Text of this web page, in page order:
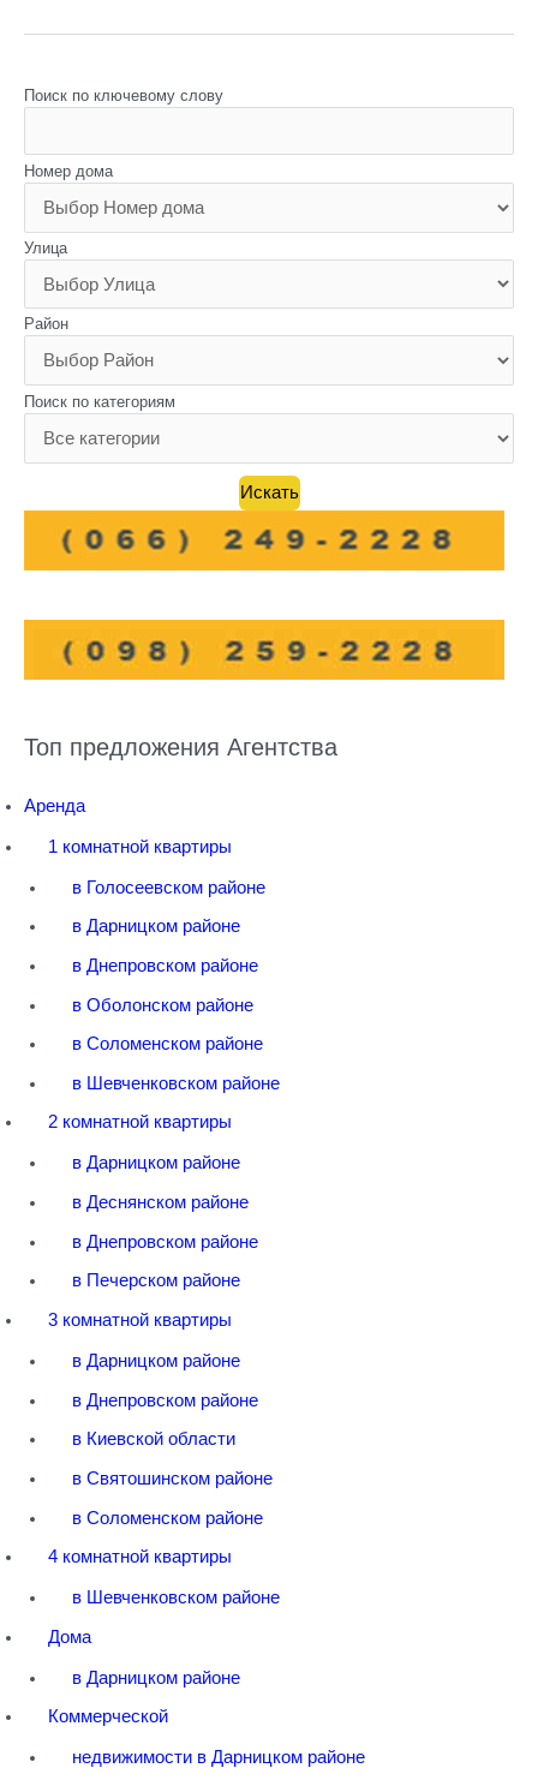
Поиск по ключевому слову
Номер дома
Улица
Район
Поиск по категориям
Топ предложения Агентства
Аренда
1 комнатной квартиры
в Голосеевском районе
в Дарницком районе
в Днепровском районе
в Оболонском районе
в Соломенском районе
в Шевченковском районе
2 комнатной квартиры
в Дарницком районе
в Деснянском районе
в Днепровском районе
в Печерском районе
3 комнатной квартиры
в Дарницком районе
в Днепровском районе
в Киевской области
в Святошинском районе
в Соломенском районе
4 комнатной квартиры
в Шевченковском районе
Дома
в Дарницком районе
Коммерческой
недвижимости в Дарницком районе